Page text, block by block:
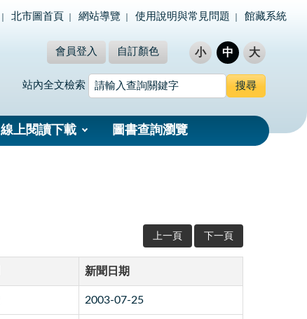
北市圖首頁 網站導覽 使用說明與常見問題 館藏系統
會員登入 自訂顏色 小 中 大
站內全文檢索
線上閱讀下載 圖書查詢瀏覽
上一頁 下一頁
新聞日期
2003-07-25